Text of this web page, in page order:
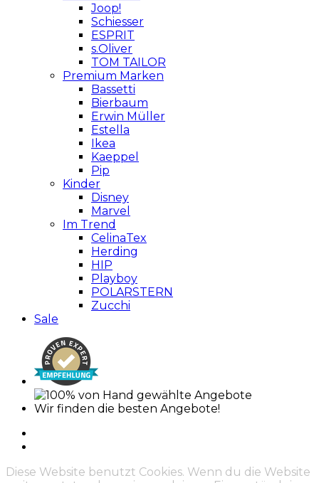
Joop!
Schiesser
ESPRIT
s.Oliver
TOM TAILOR
Premium Marken
Bassetti
Bierbaum
Erwin Müller
Estella
Ikea
Kaeppel
Pip
Kinder
Disney
Marvel
Im Trend
CelinaTex
Herding
HIP
Playboy
POLARSTERN
Zucchi
Sale
Wir finden die besten Angebote!
Diese Website benutzt Cookies. Wenn du die Website